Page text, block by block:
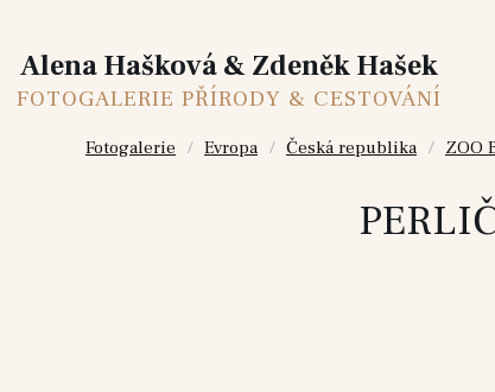
Alena Hašková & Zdeněk Hašek
FOTOGALERIE PŘÍRODY & CESTOVÁNÍ
Fotogalerie Evropa Česká republika ZOO